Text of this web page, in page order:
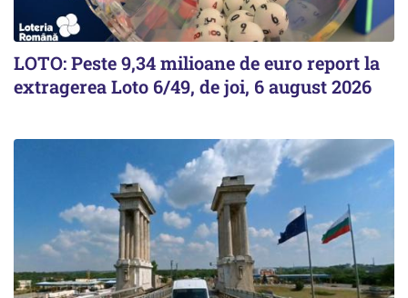
LOTO: Peste 9,34 milioane de euro report la
extragerea Loto 6/49, de joi, 6 august 2026